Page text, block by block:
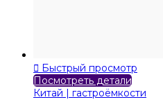
 Быстрый просмотр
Посмотреть детали
Китай | гастроёмкости